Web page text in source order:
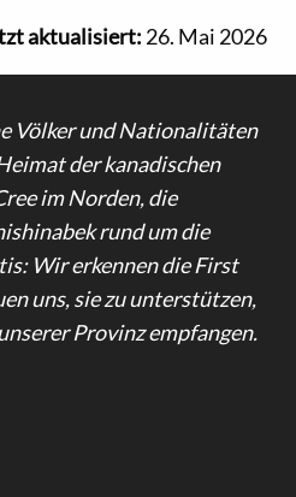
aktualisiert: 26. Mai 2026
Völker und Nationalitäten
der kanadischen
im Norden, die
rund um die
Wir erkennen die First
uns, sie zu unterstützen,
Provinz empfangen.